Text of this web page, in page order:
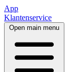
App
Klantenservice
Open main menu